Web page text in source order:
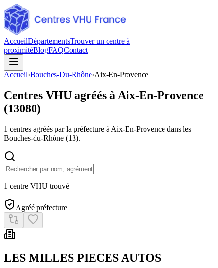
AccueilDépartementsTrouver un centre à
proximitéBlogFAQContact
Accueil›Bouches-Du-Rhône›Aix-En-Provence
Centres VHU agréés à Aix-En-Provence
(13080)
1 centres agréés par la préfecture à Aix-En-Provence dans les
Bouches-du-Rhône (13).
1 centre VHU trouvé
Agréé préfecture
LES MILLES PIECES AUTOS